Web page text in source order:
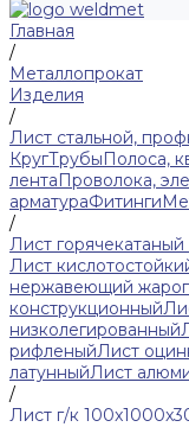
Главная
/
Металлопрокат
Изделия
/
Лист стальной,
КругТрубыПолоса,
лентаПроволока,
арматураФитинги
/
Лист горячекатаный
Лист
нержавеющий
конструкционный
низколегированный
рифленыйЛист
латунныйЛист
/
Лист г/к